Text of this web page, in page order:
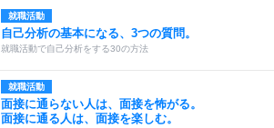
就職活動
自己分析の基本になる、3つの質問。
就職活動で自己分析をする30の方法
就職活動
面接に通らない人は、面接を怖がる。
面接に通る人は、面接を楽しむ。